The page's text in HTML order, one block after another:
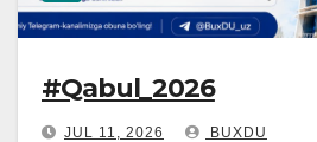
#Qabul_2026
JUL 11, 2026 BUXDU